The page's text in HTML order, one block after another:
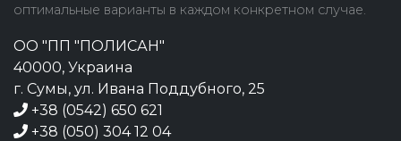
оптимальные варианты в каждом конкретном случае.
ОО "ПП "ПОЛИСАН"
40000, Украина
г. Сумы, ул. Ивана Поддубного, 25
+38 (0542) 650 621
+38 (050) 304 12 04